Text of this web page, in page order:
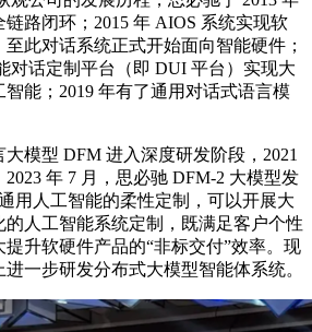
路闭环；2015 年 AIOS 系统实现软
此对话系统正式开始面向智能硬件；
对话定制平台（即 DUI 平台）实现大
能；2019 年有了通用对话式语言模
型 DFM 进入深度研发阶段，2021
年 7 月，思必驰 DFM-2 大模型发
用人工智能的柔性定制，可以开展大
人工智能系统定制，既满足客户个性
升软硬件产品的“非标交付”效率。现
一步研发分布式大模型智能体系统。